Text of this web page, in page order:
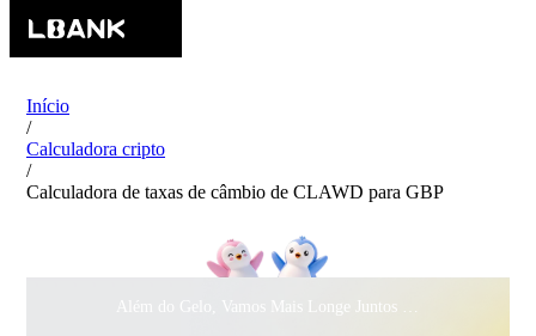
Início
/
Calculadora cripto
/
Calculadora de taxas de câmbio de CLAWD para GBP
Além do Gelo, Vamos Mais Longe Juntos ·$500.000